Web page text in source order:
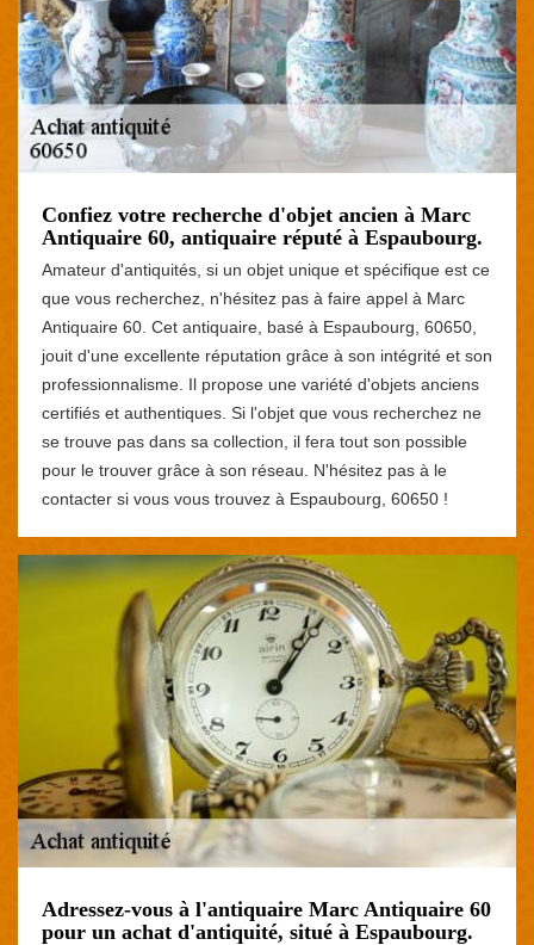
Confiez votre recherche d'objet ancien à Marc
Antiquaire 60, antiquaire réputé à Espaubourg.
Amateur d'antiquités, si un objet unique et spécifique est ce
que vous recherchez, n'hésitez pas à faire appel à Marc
Antiquaire 60. Cet antiquaire, basé à Espaubourg, 60650,
jouit d'une excellente réputation grâce à son intégrité et son
professionnalisme. Il propose une variété d'objets anciens
certifiés et authentiques. Si l'objet que vous recherchez ne
se trouve pas dans sa collection, il fera tout son possible
pour le trouver grâce à son réseau. N'hésitez pas à le
contacter si vous vous trouvez à Espaubourg, 60650 !
Adressez-vous à l'antiquaire Marc Antiquaire 60
pour un achat d'antiquité, situé à Espaubourg.